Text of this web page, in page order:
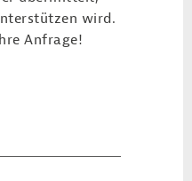
wird.
Anfrage!